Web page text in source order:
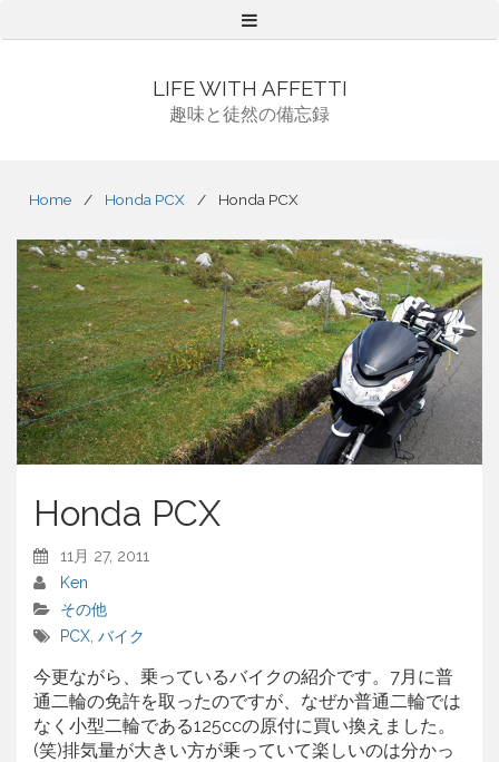
Menu
LIFE WITH AFFETTI
趣味と徒然の備忘録
Home / Honda PCX / Honda PCX
Honda PCX
11月 27, 2011
Ken
その他
PCX バイク
今更ながら、乗っているバイクの紹介です。7月に普
通二輪の免許を取ったのですが、なぜか普通二輪では
なく小型二輪である125ccの原付に買い換えました。
(笑)排気量が大きい方が乗っていて楽しいのは分かっ